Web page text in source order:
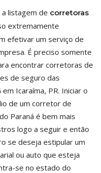
listagem de corretoras
extremamente
efetivar um serviço de
É preciso somente
encontrar corretoras de
de seguro das
Icaraíma, PR. Iniciar o
de um corretor de
Paraná é bem mais
logo a seguir e então
se deseja estipular um
ou auto que esteja
se no estado do